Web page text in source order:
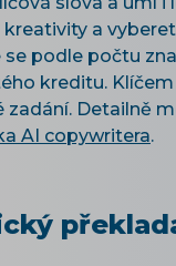
a
podle počtu
kreditu.
zadání. Detailně
AI copywritera.